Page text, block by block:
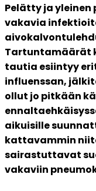
Pelätty ja
vakavia
Tartuntamäärät
tautia esiintyy
influenssan,
ollut jo pitkään
aikuisille
kattavammin
sairastuttavat
vakaviin